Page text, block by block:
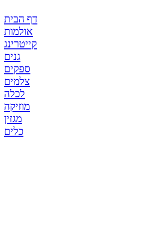
דף הבית
אולמות
קייטרינג
גנים
ספקים
צלמים
לכלה
מוזיקה
מגזין
כלים